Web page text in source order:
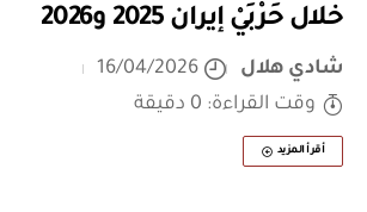
خلال حَرْبَيْ إيران 2025 و2026
شادي هلال
16/04/2026
وقت القراءة: 0 دقيقة
أقرأ المزيد